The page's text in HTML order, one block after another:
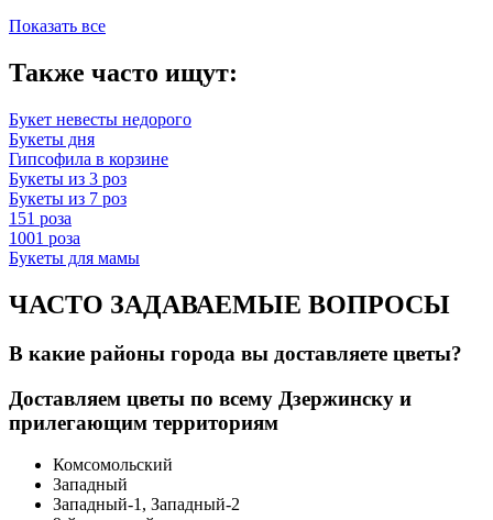
Показать все
Также часто ищут:
Букет невесты недорого
Букеты дня
Гипсофила в корзине
Букеты из 3 роз
Букеты из 7 роз
151 роза
1001 роза
Букеты для мамы
ЧАСТО ЗАДАВАЕМЫЕ ВОПРОСЫ
В какие районы города вы доставляете цветы?
Доставляем цветы по всему Дзержинску и
прилегающим территориям
Комсомольский
Западный
Западный-1, Западный-2